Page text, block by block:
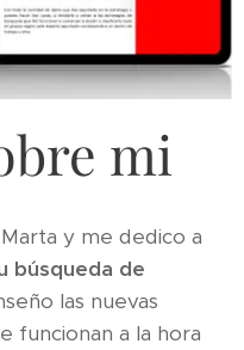
mi
y me dedico a
búsqueda de
las nuevas
funcionan a la hora